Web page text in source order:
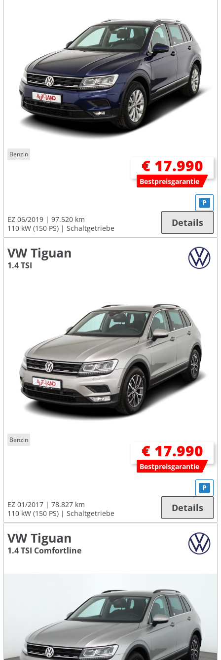
Benzin
€ 17.990
Bestpreisgarantie
EZ 06/2019
97.520 km
110 kW (150 PS)
Schaltgetriebe
P
Details
VW Tiguan
1.4 TSI
Benzin
€ 17.990
Bestpreisgarantie
EZ 01/2017
78.827 km
110 kW (150 PS)
Schaltgetriebe
P
Details
VW Tiguan
1.4 TSI Comfortline